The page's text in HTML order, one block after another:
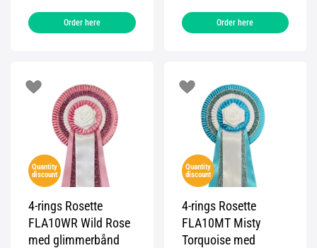
Order here Order here
Quantity
discount
4-rings Rosette
FLA10WR Wild Rose
med glimmerbånd
Quantity
discount
4-rings Rosette
FLA10MT Misty
Torquoise med